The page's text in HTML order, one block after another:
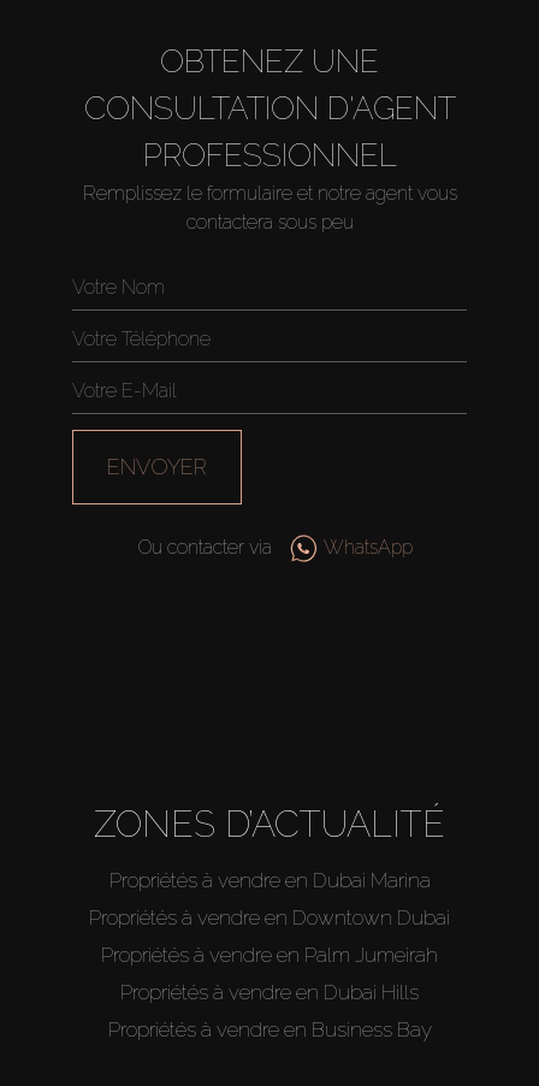
OBTENEZ UNE
CONSULTATION D'AGENT
PROFESSIONNEL
Remplissez le formulaire et notre agent vous
contactera sous peu
ENVOYER
Ou contacter via WhatsApp
ZONES D’ACTUALITÉ
Propriétés à vendre en Dubai Marina
Propriétés à vendre en Downtown Dubai
Propriétés à vendre en Palm Jumeirah
Propriétés à vendre en Dubai Hills
Propriétés à vendre en Business Bay